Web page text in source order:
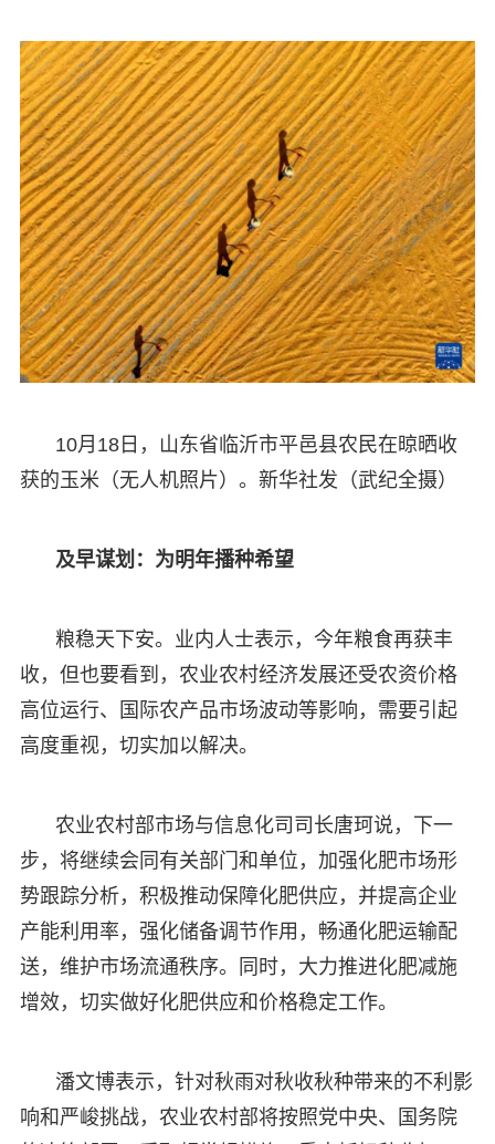
10月18日，山东省临沂市平邑县农民在晾晒收
获的玉米（无人机照片）。新华社发（武纪全摄）
及早谋划：为明年播种希望
粮稳天下安。业内人士表示，今年粮食再获丰
收，但也要看到，农业农村经济发展还受农资价格
高位运行、国际农产品市场波动等影响，需要引起
高度重视，切实加以解决。
农业农村部市场与信息化司司长唐珂说，下一
步，将继续会同有关部门和单位，加强化肥市场形
势跟踪分析，积极推动保障化肥供应，并提高企业
产能利用率，强化储备调节作用，畅通化肥运输配
送，维护市场流通秩序。同时，大力推进化肥减施
增效，切实做好化肥供应和价格稳定工作。
潘文博表示，针对秋雨对秋收秋种带来的不利影
响和严峻挑战，农业农村部将按照党中央、国务院